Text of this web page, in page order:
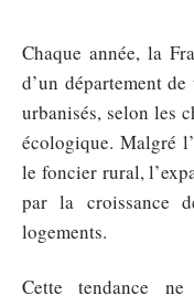
Chaque année, la
d’un département
urbanisés, selon les
écologique. Malgré
le foncier rural,
par la croissance
logements.
Cette tendance